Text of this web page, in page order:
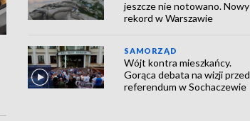
jeszcze nie notowano. Nowy
rekord w Warszawie
SAMORZĄD
Wójt kontra mieszkańcy.
Gorąca debata na wizji przed
referendum w Sochaczewie